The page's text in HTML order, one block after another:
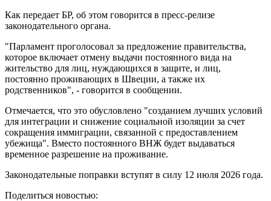
Как передает БР, об этом говорится в пресс-релизе
законодательного органа.
"Парламент проголосовал за предложение правительства,
которое включает отмену выдачи постоянного вида на
жительство для лиц, нуждающихся в защите, и лиц,
постоянно проживающих в Швеции, а также их
родственников", - говорится в сообщении.
Отмечается, что это обусловлено "созданием лучших условий
для интеграции и снижение социальной изоляции за счет
сокращения иммиграции, связанной с предоставлением
убежища". Вместо постоянного ВНЖ будет выдаваться
временное разрешение на проживание.
Законодательные поправки вступят в силу 12 июля 2026 года.
Поделиться новостью: